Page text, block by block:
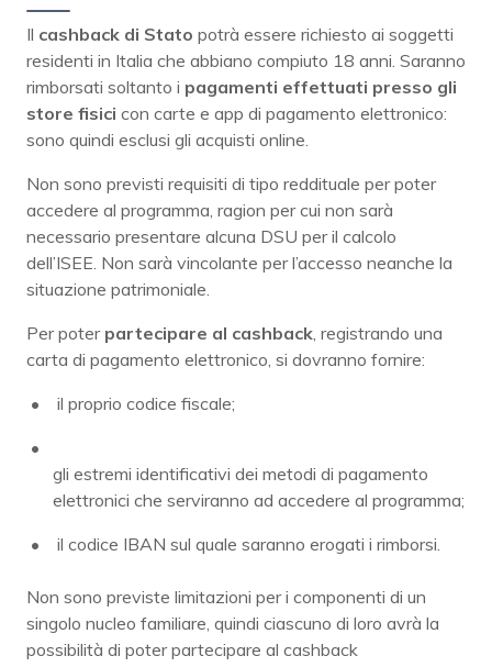
Il cashback di Stato potrà essere richiesto ai soggetti
residenti in Italia che abbiano compiuto 18 anni. Saranno
rimborsati soltanto i pagamenti effettuati presso gli
store fisici con carte e app di pagamento elettronico:
sono quindi esclusi gli acquisti online.
Non sono previsti requisiti di tipo reddituale per poter
accedere al programma, ragion per cui non sarà
necessario presentare alcuna DSU per il calcolo
dell’ISEE. Non sarà vincolante per l’accesso neanche la
situazione patrimoniale.
Per poter partecipare al cashback , registrando una
carta di pagamento elettronico, si dovranno fornire:
il proprio codice fiscale;
gli estremi identificativi dei metodi di pagamento
elettronici che serviranno ad accedere al programma;
il codice IBAN sul quale saranno erogati i rimborsi.
Non sono previste limitazioni per i componenti di un
singolo nucleo familiare, quindi ciascuno di loro avrà la
possibilità di poter partecipare al cashback